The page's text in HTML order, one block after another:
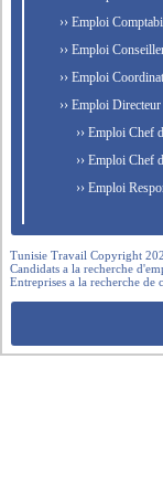
›› Emploi
›› Emploi
›› Emploi
›› Emploi
›› Emploi Chef
›› Emploi Chef
›› Emploi
Tunisie Travail Copyright
Candidats a la recherche
Entreprises a la recherche